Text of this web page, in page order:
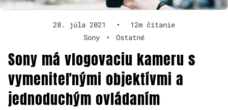
28. júla 2021 •
12m čítanie
Sony
• Ostatné
Sony má vlogovaciu kameru s
vymeniteľnými objektívmi a
jednoduchým ovládaním